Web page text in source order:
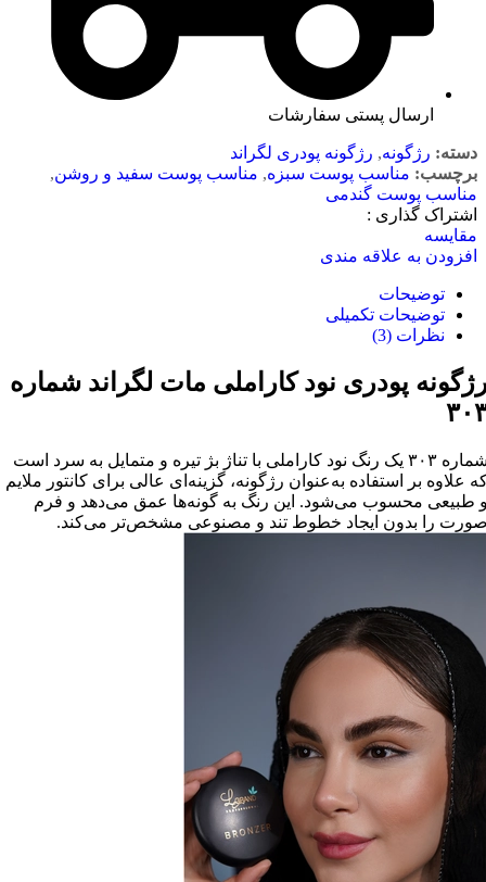
ارسال پستی سفارشات
دسته: رژگونه, رژگونه پودری لگراند
برچسب: مناسب پوست سبزه, مناسب پوست سفید و روشن,
مناسب پوست گندمی
اشتراک گذاری :
مقایسه
افزودن به علاقه مندی
توضیحات
توضیحات تکمیلی
نظرات (3)
پودری نود کاراملی مات لگراند شماره
شماره ۳۰۳ یک رنگ نود کاراملی با تناژ بژ تیره و متمایل به سرد است
علاوه بر استفاده به‌عنوان رژگونه، گزینه‌ای عالی برای کانتور ملایم
طبیعی محسوب می‌شود. این رنگ به گونه‌ها عمق می‌دهد و فرم
را بدون ایجاد خطوط تند و مصنوعی مشخص‌تر می‌کند.